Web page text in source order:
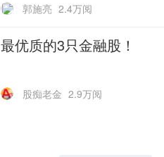
郭施亮 2.4万阅
最优质的3只金融股！
股痴老金 2.9万阅